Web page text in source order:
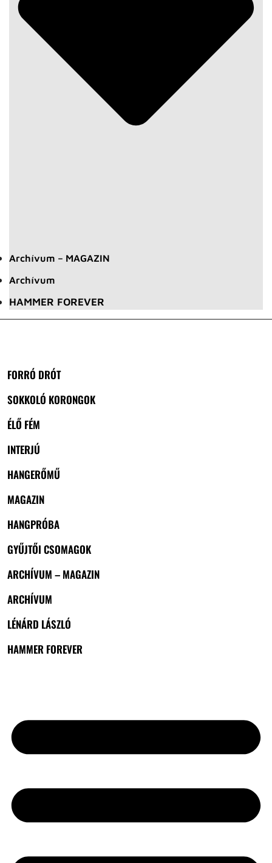
Archívum – MAGAZIN
Archívum
HAMMER FOREVER
FORRÓ DRÓT
SOKKOLÓ KORONGOK
ÉLŐ FÉM
INTERJÚ
HANGERŐMŰ
MAGAZIN
HANGPRÓBA
GYŰJTŐI CSOMAGOK
ARCHÍVUM – MAGAZIN
ARCHÍVUM
LÉNÁRD LÁSZLÓ
HAMMER FOREVER